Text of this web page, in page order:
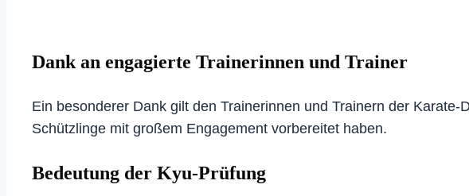
Dank an engagierte Trainerinnen und Trainer
Ein besonderer Dank gilt den Trainerinnen und Trainern der
Schützlinge mit großem Engagement vorbereitet haben.
Bedeutung der Kyu-Prüfung